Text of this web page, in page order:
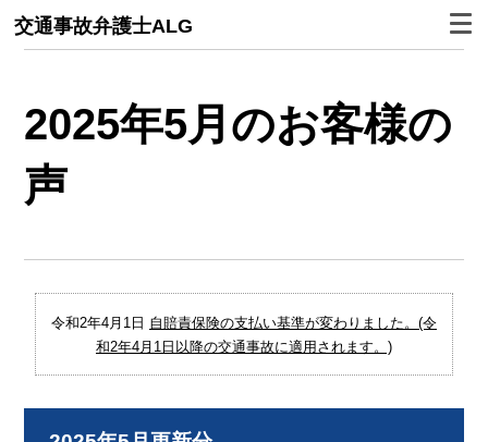
交通事故弁護士ALG
2025年5月のお客様の
声
令和2年4月1日 自賠責保険の支払い基準が変わりました。(令
和2年4月1日以降の交通事故に適用されます。)